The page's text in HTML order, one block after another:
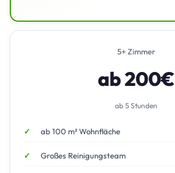
5+ Zimmer
ab 200€
ab 5 Stunden
ab 100 m² Wohnfläche
Großes Reinigungsteam